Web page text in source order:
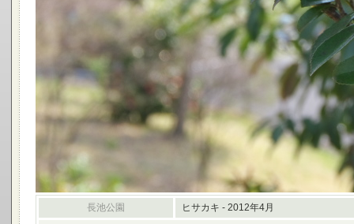
長池公園 ヒサカキ - 2012年4月